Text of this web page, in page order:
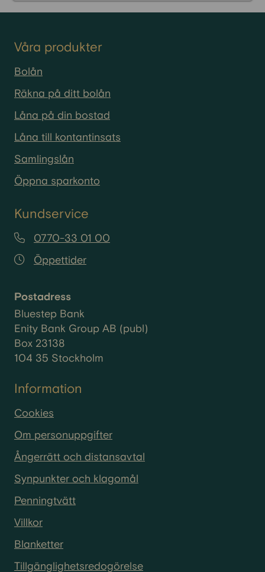
Våra produkter
Bolån
Räkna på ditt bolån
Låna på din bostad
Låna till kontantinsats
Samlingslån
Öppna sparkonto
Kundservice
0770-33 01 00
Öppettider
Postadress
Bluestep Bank
Enity Bank Group AB (publ)
Box 23138
104 35 Stockholm
Information
Cookies
Om personuppgifter
Ångerrätt och distansavtal
Synpunkter och klagomål
Penningtvätt
Villkor
Blanketter
Tillgänglighetsredogörelse